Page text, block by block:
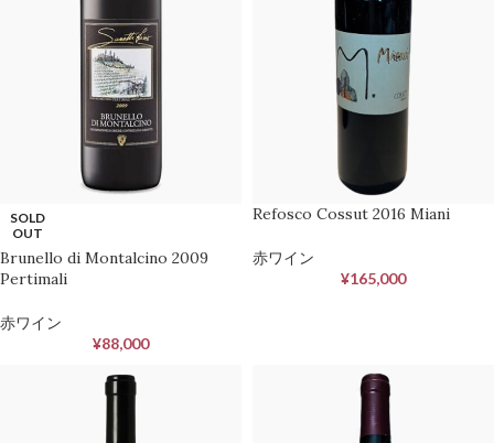
SOLD
OUT
Brunello di Montalcino 2009
Pertimali
赤ワイン
¥88,000
Refosco Cossut 2016 Miani
赤ワイン
¥165,000